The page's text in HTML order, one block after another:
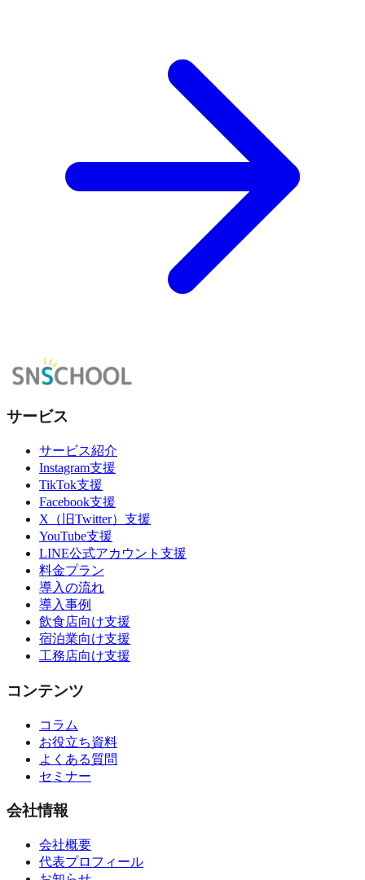
サービス
サービス紹介
Instagram支援
TikTok支援
Facebook支援
X（旧Twitter）支援
YouTube支援
LINE公式アカウント支援
料金プラン
導入の流れ
導入事例
飲食店向け支援
宿泊業向け支援
工務店向け支援
コンテンツ
コラム
お役立ち資料
よくある質問
セミナー
会社情報
会社概要
代表プロフィール